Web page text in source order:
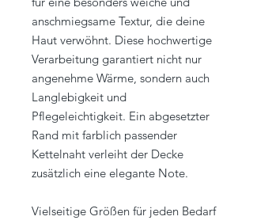
anschmiegsame Textur, die deine
Haut verwöhnt. Diese hochwertige
Verarbeitung garantiert nicht nur
angenehme Wärme, sondern auch
Langlebigkeit und
Pflegeleichtigkeit. Ein abgesetzter
Rand mit farblich passender
Kettelnaht verleiht der Decke
zusätzlich eine elegante Note.
Vielseitige Größen für jeden Bedarf